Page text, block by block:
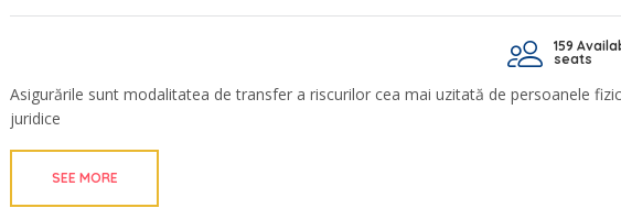
159
seats
Asigurările sunt modalitatea de transfer a riscurilor cea mai uzitată de persoanele
juridice
SEE MORE